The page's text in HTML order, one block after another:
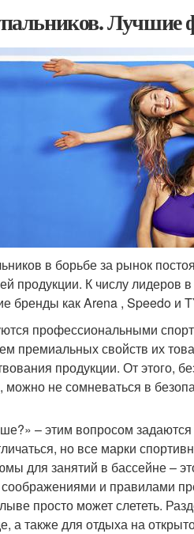
Лучшие
в борьбе за рынок
продукции. К числу лидеров
бренды как Arena , Speedo и
профессиональными
премиальных свойств их
продукции. От этого,
не сомневаться в
– этим вопросом
но все марки
для занятий в бассейне –
соображениями и правилами
просто может слететь.
а также для отдыха на